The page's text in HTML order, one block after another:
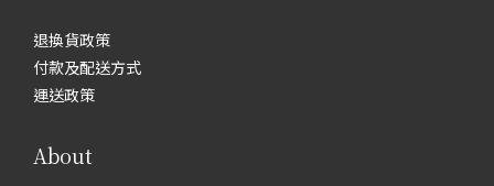
退換貨政策
付款及配送方式
運送政策
About